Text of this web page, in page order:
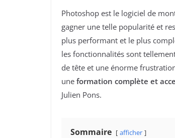
Photoshop est le logiciel de
gagner une telle popularité et
plus performant et le plus
les fonctionnalités sont
de tête et une énorme
une formation complète et
Julien Pons.
Sommaire afficher